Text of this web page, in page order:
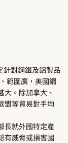
針對鋼鐵及鋁製品
範圍廣，美國鋼
。除加拿大、
盟等貿易對手均
長就外國特定產
有威脅或損害國